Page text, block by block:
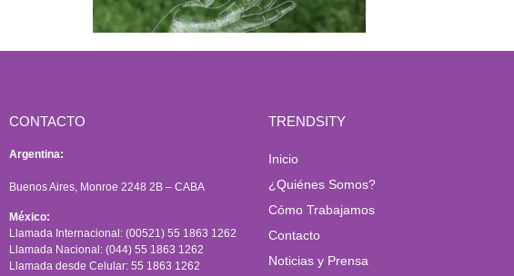
CONTACTO
Argentina:
Buenos Aires, Monroe 2248 2B – CABA
México:
Llamada Internacional: (00521) 55 1863 1262
Llamada Nacional: (044) 55 1863 1262
Llamada desde Celular: 55 1863 1262
TRENDSITY
Inicio
¿Quiénes Somos?
Cómo Trabajamos
Contacto
Noticias y Prensa